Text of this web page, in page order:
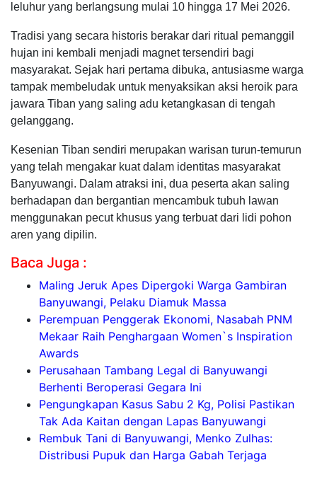
leluhur yang berlangsung mulai 10 hingga 17 Mei 2026.
Tradisi yang secara historis berakar dari ritual pemanggil
hujan ini kembali menjadi magnet tersendiri bagi
masyarakat. Sejak hari pertama dibuka, antusiasme warga
tampak membeludak untuk menyaksikan aksi heroik para
jawara Tiban yang saling adu ketangkasan di tengah
gelanggang.
Kesenian Tiban sendiri merupakan warisan turun-temurun
yang telah mengakar kuat dalam identitas masyarakat
Banyuwangi. Dalam atraksi ini, dua peserta akan saling
berhadapan dan bergantian mencambuk tubuh lawan
menggunakan pecut khusus yang terbuat dari lidi pohon
aren yang dipilin.
Baca Juga :
Maling Jeruk Apes Dipergoki Warga Gambiran
Banyuwangi, Pelaku Diamuk Massa
Perempuan Penggerak Ekonomi, Nasabah PNM
Mekaar Raih Penghargaan Women`s Inspiration
Awards
Perusahaan Tambang Legal di Banyuwangi
Berhenti Beroperasi Gegara Ini
Pengungkapan Kasus Sabu 2 Kg, Polisi Pastikan
Tak Ada Kaitan dengan Lapas Banyuwangi
Rembuk Tani di Banyuwangi, Menko Zulhas:
Distribusi Pupuk dan Harga Gabah Terjaga